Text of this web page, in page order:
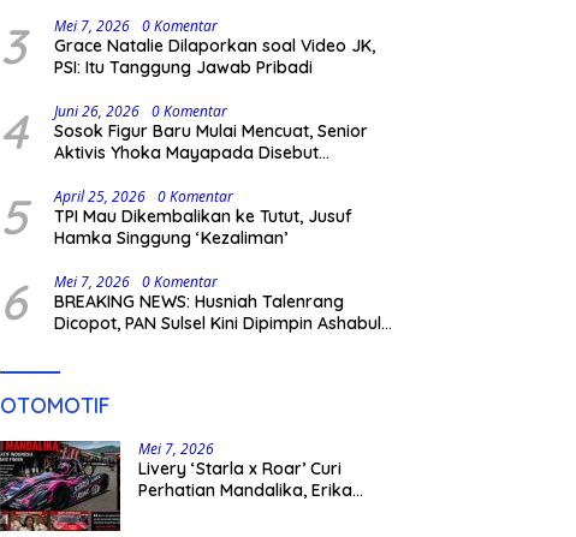
3 Mei 7, 2026 0 Komentar
Grace Natalie Dilaporkan soal Video JK,
PSI: Itu Tanggung Jawab Pribadi
4 Juni 26, 2026 0 Komentar
Sosok Figur Baru Mulai Mencuat, Senior
Aktivis Yhoka Mayapada Disebut
pada Pilkada 2029
5 April 25, 2026 0 Komentar
TPI Mau Dikembalikan ke Tutut, Jusuf
Hamka Singgung ‘Kezaliman’
6 Mei 7, 2026 0 Komentar
BREAKING NEWS: Husniah Talenrang
Dicopot, PAN Sulsel Kini Dipimpin Ashabul
OTOMOTIF
Mei 7, 2026
Livery ‘Starla x Roar’ Curi
Perhatian Mandalika, Erika